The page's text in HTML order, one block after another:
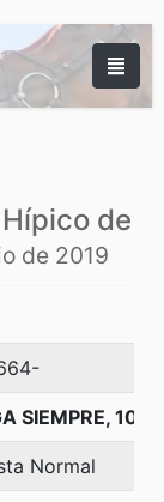
Hípico de
de 2019
SIEMPRE,
Normal